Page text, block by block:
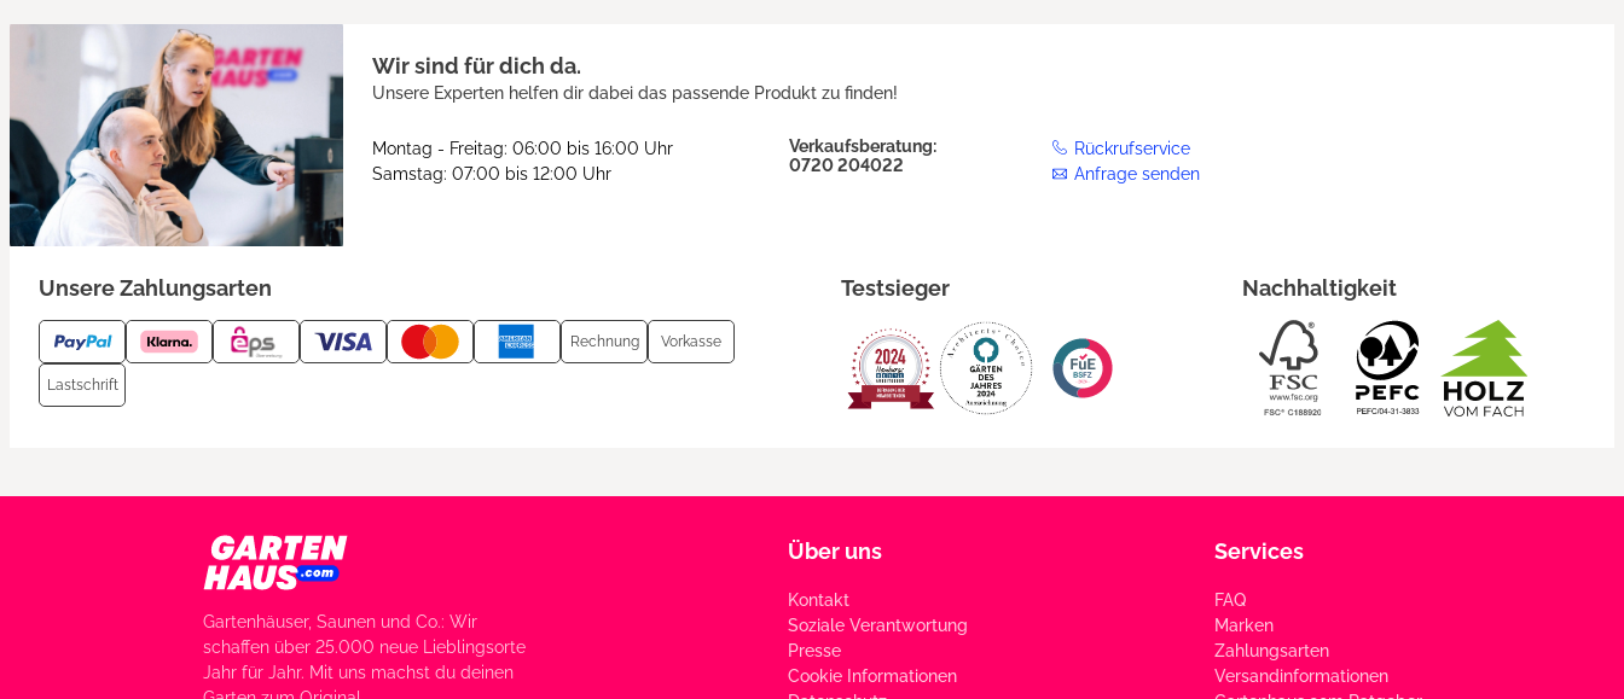
Wir sind für dich da.
Unsere Experten helfen dir dabei das passende Produkt zu finden!
Montag - Freitag: 06:00 bis 16:00 Uhr
Samstag: 07:00 bis 12:00 Uhr
Verkaufsberatung:
0720 204022
Rückrufservice
Anfrage senden
Unsere Zahlungsarten
Rechnung Vorkasse
Lastschrift
Testsieger Nachhaltigkeit
Gartenhäuser, Saunen und Co.: Wir
schaffen über 25.000 neue Lieblingsorte
Jahr für Jahr. Mit uns machst du deinen
Über uns
Kontakt
Soziale Verantwortung
Presse
Cookie Informationen
Services
FAQ
Marken
Zahlungsarten
Versandinformationen